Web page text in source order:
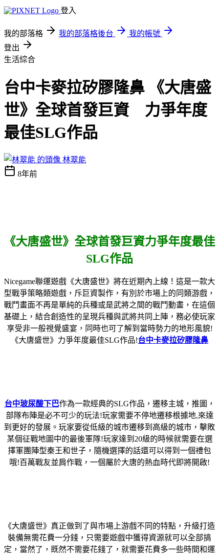
登入
我的部落格 我的部落格後台
我的帳號
登出
生活綜合
台中卡麥拉矽膠隆鼻 《大唐盛
世》全球首發巨資 力爭年度
最佳SLG作品
林翠能
8年前
《大唐盛世》全球首發巨資力爭年度最佳
SLG作品
Nicegame聯運遊戲《大唐盛世》將在近期內上線！這是一款大
型戰爭策略類遊戲，斥巨資製作，有別於市場上的同類游戲，
戰鬥畫面不再是單純的兵種或是武將之間的戰鬥動畫，在這個
基礎上，結合創造性的呈現兵種與武將共同上陣，務必使玩家
享受非一般視覺盛宴，同時也可了解到當時勢力的地形風貌!
《大唐盛世》力爭年度最佳SLG作品!台中卡麥拉矽膠隆鼻
台中玻尿酸下巴作為一款經典的SLG作品，遷移主城，推圖，
部隊布陣是必不可少的玩法!玩家需要不停地遷移根據地,來達
到更好的發展。玩家要從低級的城市遷移到高級的城市，擊敗
某個征戰地圖中的最後軍隊!玩家達到20級的時候就需要在選
擇軍團陣型秦王和世子，隨機選擇的話還可以得到一個禮包
哦!百萬戰友並肩作戰，一個屬於大唐的熱血時代即將開啟!
《大唐盛世》真正做到了與市場上游戲不同的特點，升級打造
裝備無需花費一分錢，只需要遊戲中獲得資源就可以全部搞
定，當然了，既然不需要花錢了，就需要花費多一些時間和運